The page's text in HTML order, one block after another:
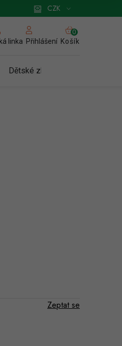
Zásady používání cookies
CZK
linka Přihlášení
NÁKUPNÍ
KOŠÍK
Košík
Dětské zboží a hračky
Zeptat se